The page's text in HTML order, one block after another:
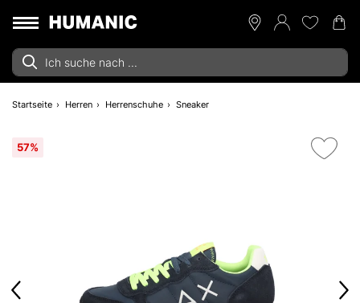
Startseite Herren Herrenschuhe Sneaker
57%